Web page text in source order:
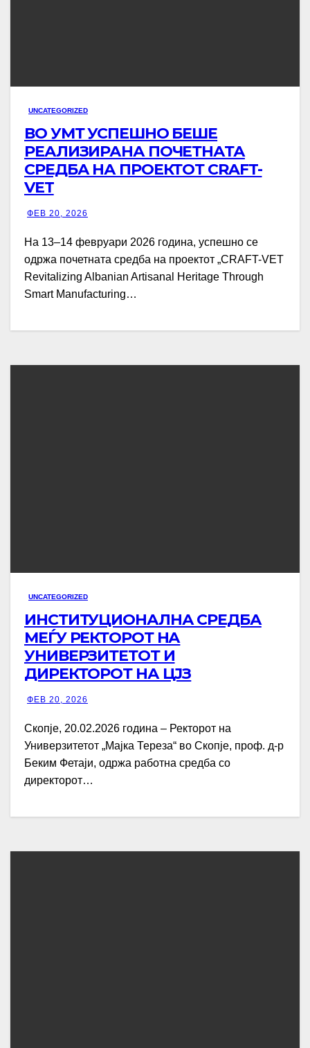
UNCATEGORIZED
ВО УМТ УСПЕШНО БЕШЕ
РЕАЛИЗИРАНА ПОЧЕТНАТА
СРЕДБА НА ПРОЕКТОТ CRAFT-
VET
ФЕВ 20, 2026
На 13–14 февруари 2026 година, успешно се
одржа почетната средба на проектот „CRAFT-VET
Revitalizing Albanian Artisanal Heritage Through
Smart Manufacturing…
UNCATEGORIZED
ИНСТИТУЦИОНАЛНА СРЕДБА
МЕЃУ РЕКТОРОТ НА
УНИВЕРЗИТЕТОТ И
ДИРЕКТОРОТ НА ЦЈЗ
ФЕВ 20, 2026
Скопје, 20.02.2026 година – Ректорот на
Универзитетот „Мајка Тереза“ во Скопјe, проф. д-р
Беким Фетаји, одржа работна средба со
директорот…